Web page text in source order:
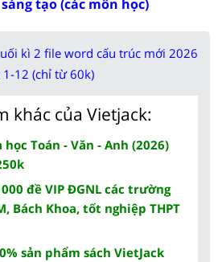
tạo (các môn học)
kì 2 file word cấu trúc mới 2026
1-12 (chỉ từ 60k)
khác của Vietjack:
Toán - Văn - Anh (2026)
đề VIP ĐGNL các trường
Bách Khoa, tốt nghiệp THPT
sản phẩm sách VietJack